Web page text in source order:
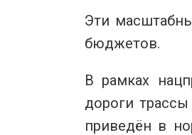
Эти
бюджетов.
В рамках
дороги
приведён в